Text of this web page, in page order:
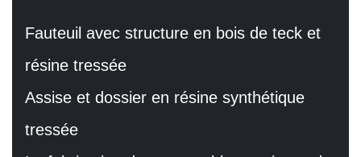
Fauteuil avec structure en bois de teck et
résine tressée
Assise et dossier en résine synthétique
tressée